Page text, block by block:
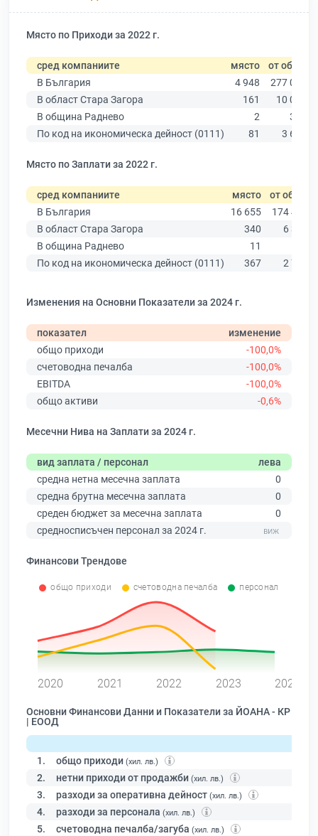
Място по Приходи за 2022 г.
сред компаниите място от общо
В България
4 948
277 019
В област Стара Загора
161
10 079
В община Раднево
2
304
По код на икономическа дейност (0111)
81 3 640
Място по Заплати за 2022 г.
сред компаниите място от общо
В България
16 655
174 403
В област Стара Загора
340
6 394
В община Раднево
11
По код на икономическа дейност (0111)
367 2 706
Изменения на Основни Показатели за 2024 г.
показател
изменение
общо приходи
-100,0%
счетоводна печалба
-100,0%
EBITDA
-100,0%
общо активи
-0,6%
Месечни Нива на Заплати за 2024 г.
вид заплата / персонал
лева
средна нетна месечна заплата
0
средна брутна месечна заплата
0
среден бюджет за месечна заплата
0
средносписъчен персонал за 2024 г.
Финансови Трендове
общо приходи счетоводна печалба персонал
2020 2021 2022 2023 2024
Основни Финансови Данни и Показатели за ЙОАНА - КР
| ЕООД
1. общо приходи (хил. лв.)
2. нетни приходи от продажби (хил. лв.)
3. разходи за оперативна дейност (хил. лв.)
4. разходи за персонала (хил. лв.)
5. счетоводна печалба/загуба (хил. лв.)